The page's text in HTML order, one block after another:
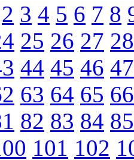
2 3 4 5 6 7 8
25 26 27 28
44 45 46 47
63 64 65 66
82 83 84 85
101 102